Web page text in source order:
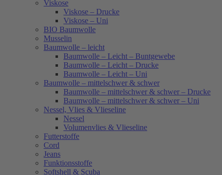
Viskose
Viskose – Drucke
Viskose – Uni
BIO Baumwolle
Musselin
Baumwolle – leicht
Baumwolle – Leicht – Buntgewebe
Baumwolle – Leicht – Drucke
Baumwolle – Leicht – Uni
Baumwolle – mittelschwer & schwer
Baumwolle – mittelschwer & schwer – Drucke
Baumwolle – mittelschwer & schwer – Uni
Nessel, Vlies & Vlieseline
Nessel
Volumenvlies & Vlieseline
Futterstoffe
Cord
Jeans
Funktionsstoffe
Softshell & Scuba